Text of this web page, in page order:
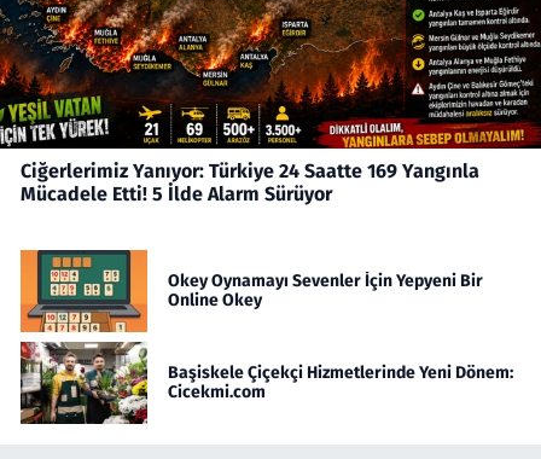
Ciğerlerimiz Yanıyor: Türkiye 24 Saatte 169 Yangınla
Mücadele Etti! 5 İlde Alarm Sürüyor
Okey Oynamayı Sevenler İçin Yepyeni Bir
Online Okey
Başiskele Çiçekçi Hizmetlerinde Yeni Dönem:
Cicekmi.com